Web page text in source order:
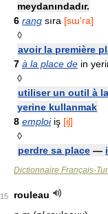
meydanındadır.
6 rang sıra [sɯ'ɾa]
◊
avoir la première
7 à la place de in
◊
utiliser un outil à
yerine kullanmak
8 emploiiş [iʃ]
◊
perdre sa place —
Dictionnaire Français-
15
rouleau